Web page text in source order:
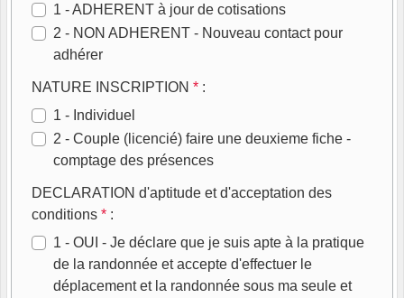
1 - ADHERENT à jour de cotisations
2 - NON ADHERENT - Nouveau contact pour
adhérer
NATURE INSCRIPTION * :
1 - Individuel
2 - Couple (licencié) faire une deuxieme fiche -
comptage des présences
DECLARATION d'aptitude et d'acceptation des
conditions * :
1 - OUI - Je déclare que je suis apte à la pratique
de la randonnée et accepte d'effectuer le
déplacement et la randonnée sous ma seule et